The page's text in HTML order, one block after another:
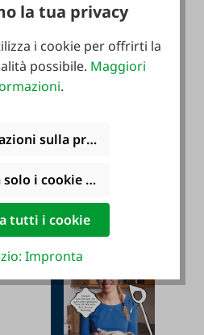
#119780
Spezie per pane
Contenuto:
Varianti da 3,99 €*
la tua privacy
i cookie per offrirti la
possibile. Maggiori
.
sulla privacy
i cookie funzionali
tutti i cookie
Impronta